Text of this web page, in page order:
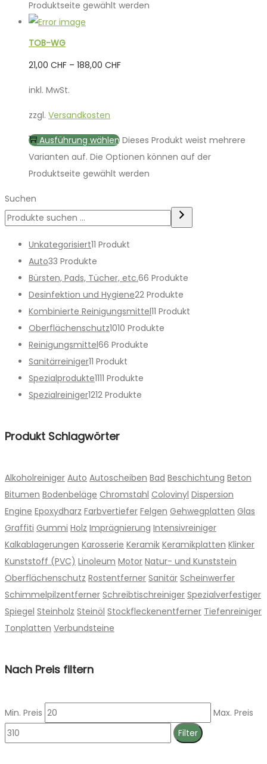
Produktseite gewählt werden
TOB-WG
21,00 CHF – 188,00 CHF
inkl. MwSt.
zzgl. Versandkosten
Ausführung wählen Dieses Produkt weist mehrere
Varianten auf. Die Optionen können auf der
Produktseite gewählt werden
Suchen
Unkategorisiert11 Produkt
Auto33 Produkte
Bürsten, Pads, Tücher, etc.66 Produkte
Desinfektion und Hygiene22 Produkte
Kombinierte Reinigungsmittel11 Produkt
Oberflächenschutz1010 Produkte
Reinigungsmittel66 Produkte
Sanitärreiniger11 Produkt
Spezialprodukte1111 Produkte
Spezialreiniger1212 Produkte
Produkt Schlagwörter
Alkoholreiniger Auto Autoscheiben Bad Beschichtung Beton
Bitumen Bodenbeläge Chromstahl Colovinyl Dispersion
Engine Epoxydharz Farbvertiefer Felgen Gehwegplatten Glas
Graffiti Gummi Holz Imprägnierung Intensivreiniger
Kalkablagerungen Karosserie Keramik Keramikplatten Klinker
Kunststoff (PVC) Linoleum Motor Natur- und Kunststein
Oberflächenschutz Rostentferner Sanitär Scheinwerfer
Schimmelpilzentferner Schreibtischreiniger Spezialverfestiger
Spiegel Steinholz Steinöl Stockfleckenentferner Tiefenreiniger
Tonplatten Verbundsteine
Nach Preis filtern
Min. Preis
Max. Preis
Filter